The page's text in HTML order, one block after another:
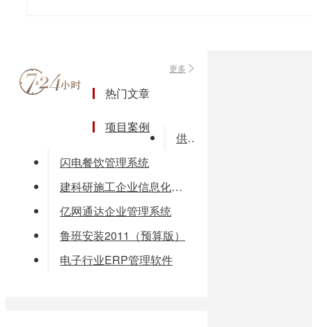
更多
热门文章
项目案例
供应因格软件家具厂ERP管理系统
闪电餐饮管理系统
建科研施工企业信息化解决方案
亿网通达企业管理系统
鲁班安装2011（预算版）
电子行业ERP管理软件